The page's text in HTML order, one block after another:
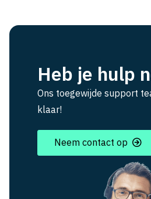
Heb je hulp
Ons toegewijde support
klaar!
Neem contact op